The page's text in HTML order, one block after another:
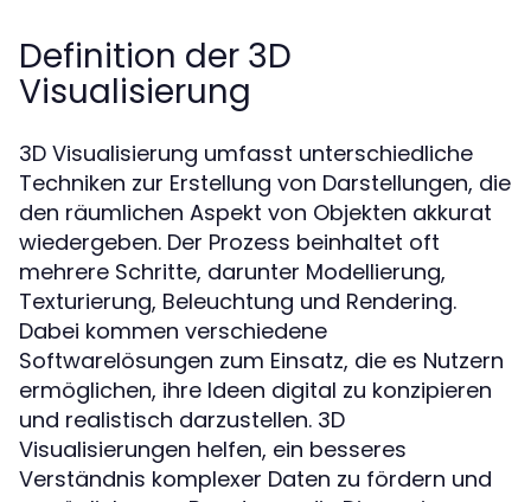
Definition der 3D
Visualisierung
3D Visualisierung umfasst unterschiedliche
Techniken zur Erstellung von Darstellungen, die
den räumlichen Aspekt von Objekten akkurat
wiedergeben. Der Prozess beinhaltet oft
mehrere Schritte, darunter Modellierung,
Texturierung, Beleuchtung und Rendering.
Dabei kommen verschiedene
Softwarelösungen zum Einsatz, die es Nutzern
ermöglichen, ihre Ideen digital zu konzipieren
und realistisch darzustellen. 3D
Visualisierungen helfen, ein besseres
Verständnis komplexer Daten zu fördern und